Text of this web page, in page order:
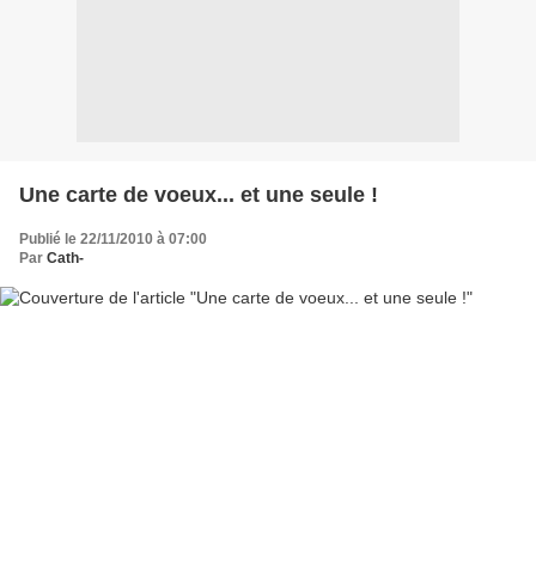
Une carte de voeux... et une seule !
Publié le 22/11/2010 à 07:00
Par Cath-